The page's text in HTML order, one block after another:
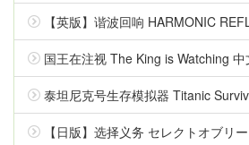
【英版】谐波回响 HARMONIC
国王在注视 The King is Watching 中
泰坦尼克号生存模拟器 Titanic
【日版】选择义务 セレクトオブリ